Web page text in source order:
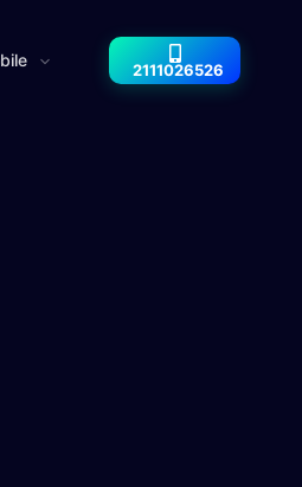
2111026526